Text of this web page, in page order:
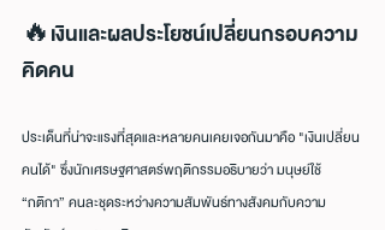
🔥เงินและผลประโยชน์เปลี่ยนกรอบความ
คิดคน
ประเด็นที่น่าจะแรงที่สุดและหลายคนเคยเจอกันมาคือ "เงินเปลี่ยน
คนได้" ซึ่งนักเศรษฐศาสตร์พฤติกรรมอธิบายว่า มนุษย์ใช้
“กติกา” คนละชุดระหว่างความสัมพันธ์ทางสังคมกับความ